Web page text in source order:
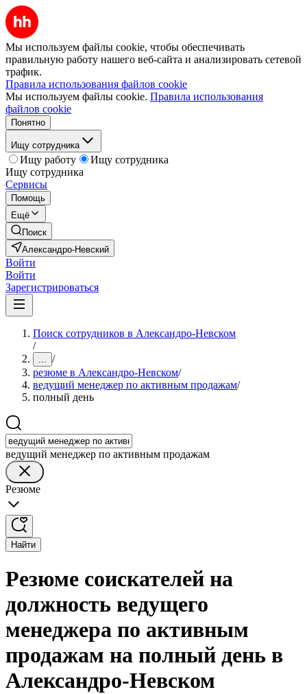
Мы используем файлы cookie, чтобы обеспечивать
правильную работу нашего веб-сайта и анализировать сетевой
трафик.
Правила использования файлов cookie
Мы используем файлы cookie. Правила использования
файлов cookie
Понятно
Ищу сотрудника
Ищу работу
Ищу сотрудника
Ищу сотрудника
Сервисы
Помощь
Ещё
Поиск
Александро-Невский
Войти
Войти
Зарегистрироваться
Поиск сотрудников в Александро-Невском
/
... /
резюме в Александро-Невском/
ведущий менеджер по активным продажам/
полный день
ведущий менеджер по активным продажам
Резюме
Найти
Резюме соискателей на
должность ведущего
менеджера по активным
продажам на полный день в
Александро-Невском